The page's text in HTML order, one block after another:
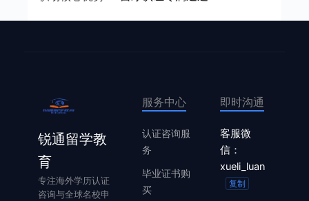
锐通留学教
育
专注海外学历认证
咨询与全球名校申
服务中心
认证咨询服
务
毕业证书购
买
即时沟通
客服微
信：
xueli_luan
复制